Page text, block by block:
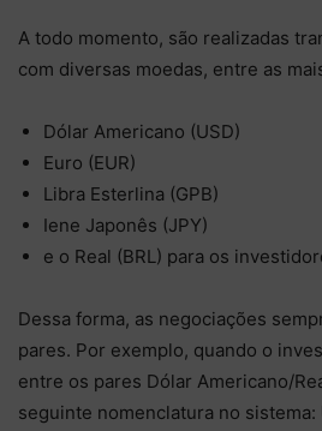
A todo momento, são realizadas
com diversas moedas, entre as
Dólar Americano (USD)
Euro (EUR)
Libra Esterlina (GPB)
Iene Japonês (JPY)
e o Real (BRL) para os
Dessa forma, as negociações
pares. Por exemplo, quando o
entre os pares Dólar Americano/
seguinte nomenclatura no sistema: